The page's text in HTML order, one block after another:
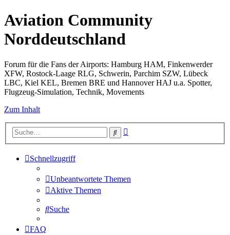
Aviation Community
Norddeutschland
Forum für die Fans der Airports: Hamburg HAM, Finkenwerder
XFW, Rostock-Laage RLG, Schwerin, Parchim SZW, Lübeck
LBC, Kiel KEL, Bremen BRE und Hannover HAJ u.a. Spotter,
Flugzeug-Simulation, Technik, Movements
Zum Inhalt
Suche
Schnellzugriff
Unbeantwortete Themen
Aktive Themen
Suche
FAQ